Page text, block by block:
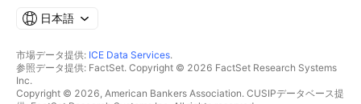
日本語
市場データ提供: ICE Data Services.
参照データ提供: FactSet. Copyright © 2026 FactSet Research Systems
Inc.
Copyright © 2026, American Bankers Association. CUSIPデータベース提